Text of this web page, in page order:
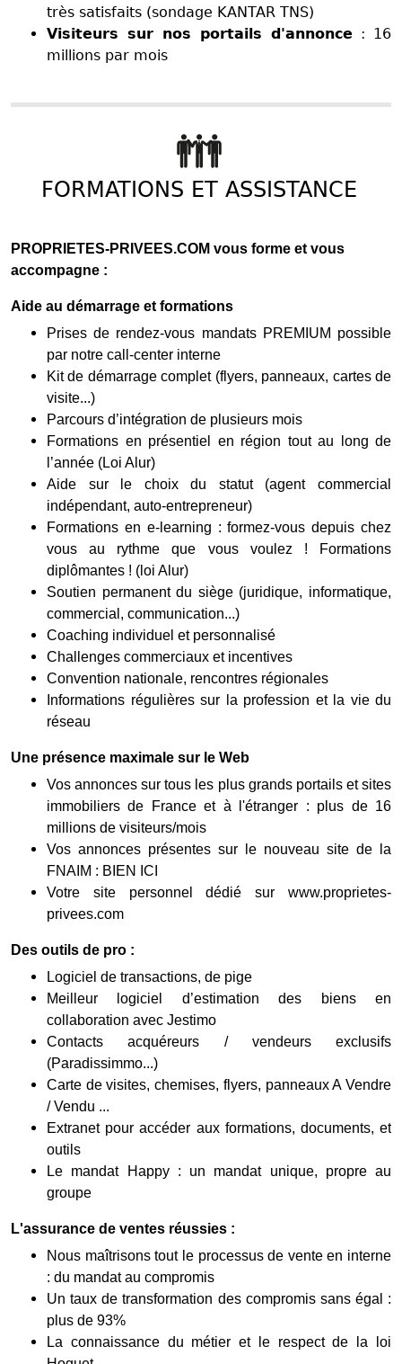
très satisfaits (sondage KANTAR TNS)
Visiteurs sur nos portails d'annonce : 16
millions par mois
FORMATIONS ET ASSISTANCE
PROPRIETES-PRIVEES.COM vous forme et vous
accompagne :
Aide au démarrage et formations
Prises de rendez-vous mandats PREMIUM possible
par notre call-center interne
Kit de démarrage complet (flyers, panneaux, cartes de
visite...)
Parcours d’intégration de plusieurs mois
Formations en présentiel en région tout au long de
l’année (Loi Alur)
Aide sur le choix du statut (agent commercial
indépendant, auto-entrepreneur)
Formations en e-learning : formez-vous depuis chez
vous au rythme que vous voulez ! Formations
diplômantes ! (loi Alur)
Soutien permanent du siège (juridique, informatique,
commercial, communication...)
Coaching individuel et personnalisé
Challenges commerciaux et incentives
Convention nationale, rencontres régionales
Informations régulières sur la profession et la vie du
réseau
Une présence maximale sur le Web
Vos annonces sur tous les plus grands portails et sites
immobiliers de France et à l'étranger : plus de 16
millions de visiteurs/mois
Vos annonces présentes sur le nouveau site de la
FNAIM : BIEN ICI
Votre site personnel dédié sur www.proprietes-
privees.com
Des outils de pro :
Logiciel de transactions, de pige
Meilleur logiciel d’estimation des biens en
collaboration avec Jestimo
Contacts acquéreurs / vendeurs exclusifs
(Paradissimmo...)
Carte de visites, chemises, flyers, panneaux A Vendre
/ Vendu ...
Extranet pour accéder aux formations, documents, et
outils
Le mandat Happy : un mandat unique, propre au
groupe
L'assurance de ventes réussies :
Nous maîtrisons tout le processus de vente en interne
: du mandat au compromis
Un taux de transformation des compromis sans égal :
plus de 93%
La connaissance du métier et le respect de la loi